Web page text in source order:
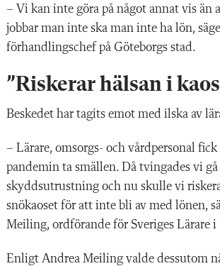
– Vi kan inte göra på något annat vis än
jobbar man inte ska man inte ha lön,
förhandlingschef på Göteborgs stad.
”Riskerar hälsan i
Beskedet har tagits emot med ilska av
– Lärare, omsorgs- och vårdpersonal
pandemin ta smällen. Då tvingades vi
skyddsutrustning och nu skulle vi
snökaoset för att inte bli av med lönen,
Meiling, ordförande för Sveriges Lärare i
Enligt Andrea Meiling valde dessutom